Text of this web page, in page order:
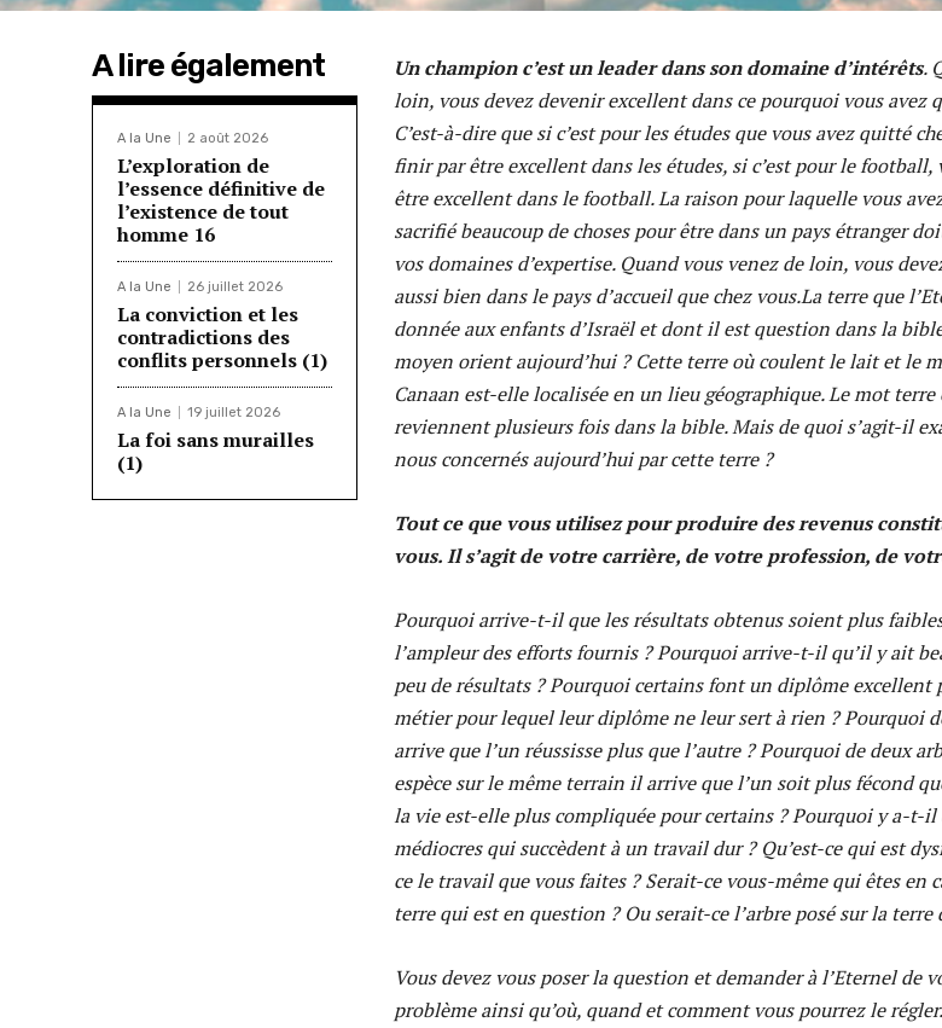
A lire également
A la Une 2 août 2026
L’exploration de
l’essence définitive de
l’existence de tout
homme 16
A la Une 26 juillet 2026
La conviction et les
contradictions des
conflits personnels (1)
A la Une 19 juillet 2026
La foi sans murailles
(1)
Un champion c’est un leader dans son domaine d’intérêts.
loin, vous devez devenir excellent dans ce pourquoi vous avez
C’est-à-dire que si c’est pour les études que vous avez quitté
finir par être excellent dans les études, si c’est pour le football,
être excellent dans le football. La raison pour laquelle vous
sacrifié beaucoup de choses pour être dans un pays étranger
vos domaines d’expertise. Quand vous venez de loin, vous
aussi bien dans le pays d’accueil que chez vous.La terre que
donnée aux enfants d’Israël et dont il est question dans la
moyen orient aujourd’hui ? Cette terre où coulent le lait et le
Canaan est-elle localisée en un lieu géographique. Le mot
reviennent plusieurs fois dans la bible. Mais de quoi s’agit-il
nous concernés aujourd’hui par cette terre ?
Tout ce que vous utilisez pour produire des revenus
vous. Il s’agit de votre carrière, de votre profession, de
Pourquoi arrive-t-il que les résultats obtenus soient plus
l’ampleur des efforts fournis ? Pourquoi arrive-t-il qu’il y ait
peu de résultats ? Pourquoi certains font un diplôme excellent
métier pour lequel leur diplôme ne leur sert à rien ? Pourquoi
arrive que l’un réussisse plus que l’autre ? Pourquoi de deux
espèce sur le même terrain il arrive que l’un soit plus fécond
la vie est-elle plus compliquée pour certains ? Pourquoi y a-t-il
médiocres qui succèdent à un travail dur ? Qu’est-ce qui est
ce le travail que vous faites ? Serait-ce vous-même qui êtes en
terre qui est en question ? Ou serait-ce l’arbre posé sur la
Vous devez vous poser la question et demander à l’Eternel de
problème ainsi qu’où, quand et comment vous pourrez le